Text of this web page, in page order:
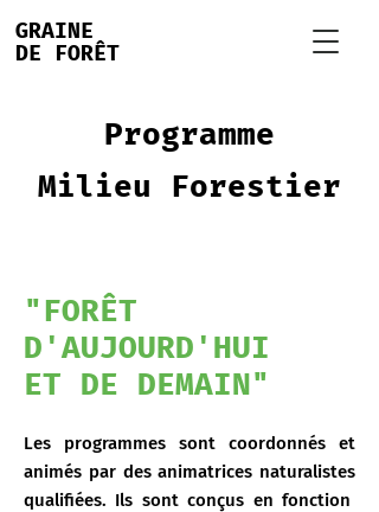
GRAINE
DE FORÊT
Programme
Milieu Forestier
"FORÊT
D'AUJOURD'HUI
ET DE DEMAIN"
Les programmes sont coordonnés et
animés par des animatrices naturalistes
qualifiées. Ils sont conçus en fonction